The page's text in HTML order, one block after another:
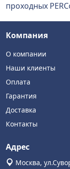
проходных
Компания
О компании
Наши клиенты
Оплата
Гарантия
Доставка
Контакты
Адрес
Москва,